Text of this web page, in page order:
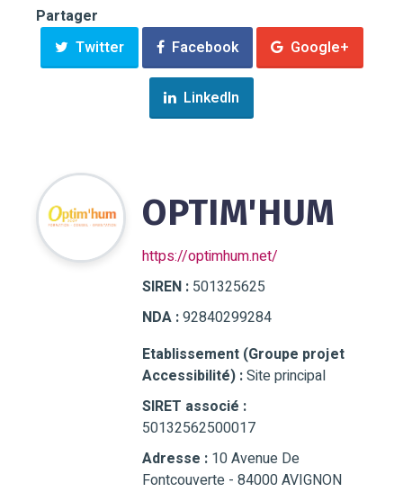
Partager
Twitter
Facebook Google+
LinkedIn
OPTIM'HUM
https://optimhum.net/
SIREN : 501325625
NDA :92840299284
Etablissement (Groupe projet
Accessibilité) :Site principal
SIRET associé :
50132562500017
Adresse : 10 Avenue De
Fontcouverte - 84000 AVIGNON